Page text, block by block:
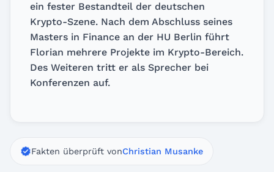
ein fester Bestandteil der deutschen
Krypto-Szene. Nach dem Abschluss seines
Masters in Finance an der HU Berlin führt
Florian mehrere Projekte im Krypto-Bereich.
Des Weiteren tritt er als Sprecher bei
Konferenzen auf.
Fakten überprüft vonChristian Musanke